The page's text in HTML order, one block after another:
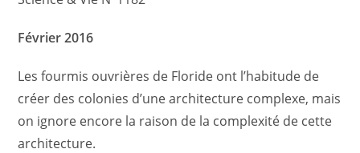
Février 2016
Les fourmis ouvrières de Floride ont l’habitude de
créer des colonies d’une architecture complexe, mais
on ignore encore la raison de la complexité de cette
architecture.